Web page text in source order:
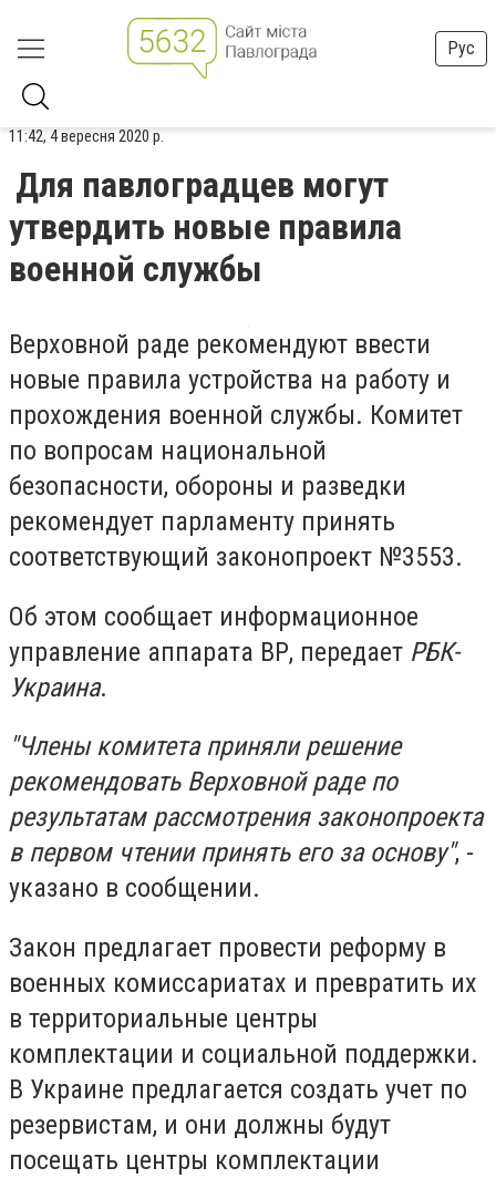
Рус
11:42, 4 вересня 2020 р.
Для павлоградцев могут
утвердить новые правила
военной службы
Верховной раде рекомендуют ввести
новые правила устройства на работу и
прохождения военной службы. Комитет
по вопросам национальной
безопасности, обороны и разведки
рекомендует парламенту принять
соответствующий законопроект №3553.
Об этом сообщает информационное
управление аппарата ВР, передает РБК-
Украина.
"Члены комитета приняли решение
рекомендовать Верховной раде по
результатам рассмотрения законопроекта
в первом чтении принять его за основу", -
указано в сообщении.
Закон предлагает провести реформу в
военных комиссариатах и ​​превратить их
в территориальные центры
комплектации и социальной поддержки.
В Украине предлагается создать учет по
резервистам, и они должны будут
посещать центры комплектации